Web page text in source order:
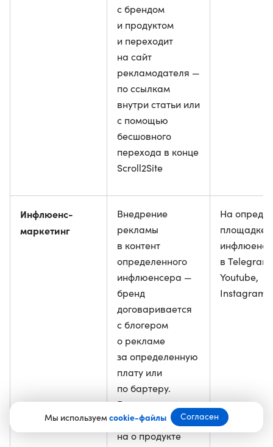
Мы используемcookie-файлы Согласен
с брендом
и продуктом
и переходит
на сайт
рекламодателя —
по ссылкам
внутри статьи или
с помощью
бесшовного
перехода в конце
Scroll2Site
Инфлюенс-
маркетинг
Внедрение
рекламы
в контент
определенного
инфлюенсера —
бренд
договаривается
с блогером
о рекламе
за определенную
плату или
по бартеру.
Блогер
рассказывает
на о продукте
На
площадке
в Telegram,
Youtube,
Instagram*